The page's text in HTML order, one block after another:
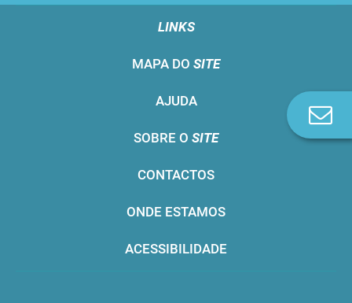
LINKS
MAPA DO SITE
AJUDA
SOBRE O SITE
CONTACTOS
ONDE ESTAMOS
ACESSIBILIDADE